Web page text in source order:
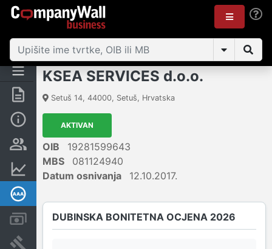
Sažetak
Osobe i vlasništvo
Računi i blokade
KSEA SERVICES d.o.o.
Setuš 14, 44000, Setuš, Hrvatska
AKTIVAN
OIB
19281599643
MBS
081124940
Datum osnivanja
12.10.2017.
DUBINSKA BONITETNA OCJENA 2026